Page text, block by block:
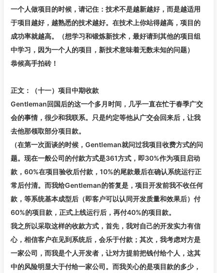
一个人做项目的时候，请记住：技术不是越新越好，而是越适用
于项目越好，越熟悉的技术越好。在技术上你站得越高，项目的
成功率就越高。（想学习和锻炼新技术，最好请到其他的项目组
中学习，因为一个人的项目，新技术意味着无数未知的问题）
恭候高手拍砖！
正文：（十一）项目中期收款
Gentleman回国后的这一个多月时间，几乎一直在忙于春季广交
会的事情，很少和我联系。只是约定等他从广交会回来后，让我
去他那领取部分项目款。
（在第一次面谈的时候，Gentleman就问过我项目收费方式的问
题。现在一般公司的付款方式是361方式，即30%作为项目启动
款，60%在项目验收后付款，10%的尾款最后在确认系统运行正
常后付清。而我给Gentleman的答复是，项目开发前我不收任何
款，等系统基本成型后（即客户可以认同开发质量和效果后）付
60%的项目款，正式上线运行后，再付40%的项目款。
我之所以采取这样的收款方式，首先，我对自己的开发实力有信
心，相信客户在见到系统后，会乐于付款；其次，我考虑对方是
一家公司，而我是个人开发者，让对方提前把钱付给个人，这其
中的风险明显大于付给一家公司。而我关心的是项目款的多少，